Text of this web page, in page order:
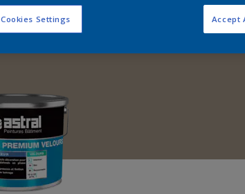
Cookies Settings Accept